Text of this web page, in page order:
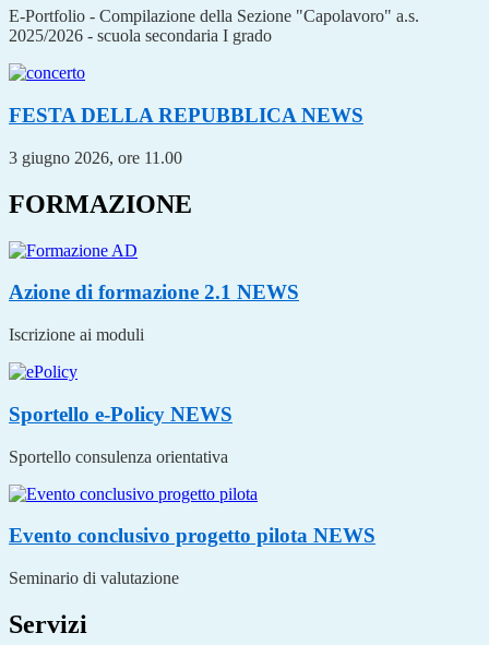
E-Portfolio - Compilazione della Sezione "Capolavoro" a.s.
2025/2026 - scuola secondaria I grado
FESTA DELLA REPUBBLICA NEWS
3 giugno 2026, ore 11.00
FORMAZIONE
Azione di formazione 2.1 NEWS
Iscrizione ai moduli
Sportello e-Policy NEWS
Sportello consulenza orientativa
Evento conclusivo progetto pilota NEWS
Seminario di valutazione
Servizi